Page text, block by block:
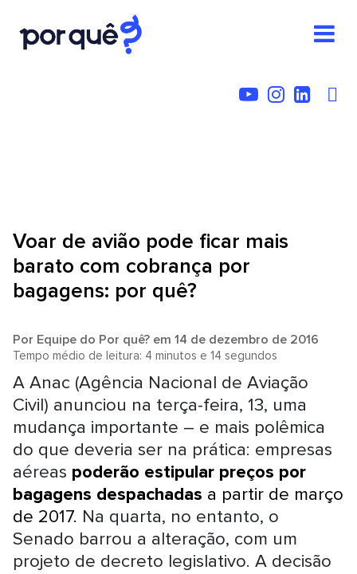
Voar de avião pode ficar mais
barato com cobrança por
bagagens: por quê?
Por Equipe do Por quê? em 14 de dezembro de 2016
Tempo médio de leitura: 4 minutos e 14 segundos
A Anac (Agência Nacional de Aviação
Civil) anunciou na terça-feira, 13, uma
mudança importante – e mais polêmica
do que deveria ser na prática: empresas
aéreas poderão estipular preços por
bagagens despachadas a partir de março
de 2017. Na quarta, no entanto, o
Senado barrou a alteração, com um
projeto de decreto legislativo. A decisão